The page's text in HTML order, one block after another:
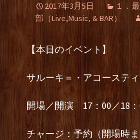
2017年3月5日 １．
部（Live,Music, & BAR）
【本日のイベント】
サルーキ＝・アコーステ
開場／開演 17：00／18：
チャージ：予約（開場時